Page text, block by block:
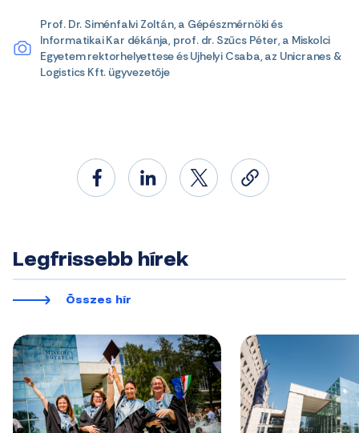
Prof. Dr. Siménfalvi Zoltán, a Gépészmérnöki és
Informatikai Kar dékánja, prof. dr. Szűcs Péter, a Miskolci
Egyetem rektorhelyettese és Ujhelyi Csaba, az Unicranes &
Logistics Kft. ügyvezetője
Legfrissebb hírek
Összes hír